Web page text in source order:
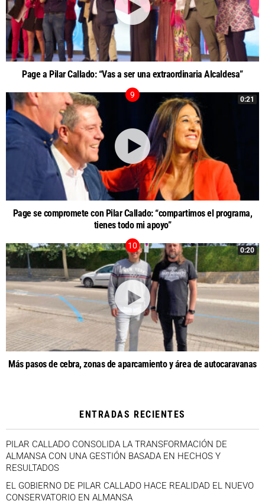
Page a Pilar Callado: “Vas a ser una extraordinaria Alcaldesa”
0:21
Page se compromete con Pilar Callado: “compartimos el programa,
tienes todo mi apoyo”
0:20
Más pasos de cebra, zonas de aparcamiento y área de autocaravanas
ENTRADAS RECIENTES
PILAR CALLADO CONSOLIDA LA TRANSFORMACIÓN DE
ALMANSA CON UNA GESTIÓN BASADA EN HECHOS Y
RESULTADOS
EL GOBIERNO DE PILAR CALLADO HACE REALIDAD EL NUEVO
CONSERVATORIO EN ALMANSA